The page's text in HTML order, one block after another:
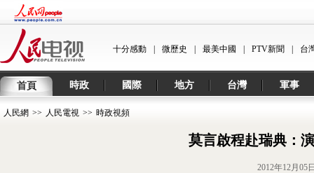
十分感動 微歷史 最美中國 PTV新聞 台
首頁 時政 國際 地方 台灣 軍事
人民網 >> 人民電視 >> 時政視頻
莫言啟程赴瑞典：
2012年12月05